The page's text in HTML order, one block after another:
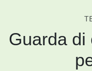
Guarda di